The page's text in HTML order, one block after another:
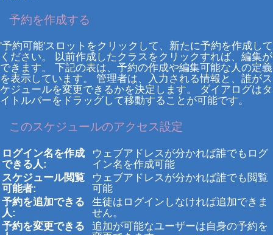
予約を作成する
'予約可能'スロットをクリックして、新たに予約を作成して
ください。 以前作成したクラスをクリックすれば、編集が
できます。 下記の表は、予約の作成や編集可能な人の定義
を表示しています。 管理者は、入力される情報と、誰がス
ケジュールを変更できるかを決定します。 ダイアログはタ
イトルバーをドラッグして移動することが可能です。
このスケジュールのアクセス設定
ログイン名を作成
できる人:
ウェブアドレスが分かれば誰でもログ
イン名を作成可能
スケジュール閲覧
可能者:
ウェブアドレスが分かれば誰でも閲覧
可能
予約を追加できる
人:
生徒はログインしなければ追加できま
せん。
予約を変更できる
追加が可能なユーザーは自身の予約を